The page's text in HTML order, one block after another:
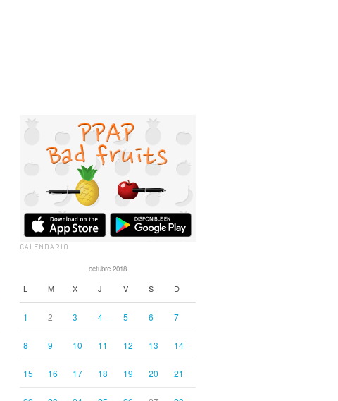
CALENDARIO
octubre 2018
L M X J V S D
1 2 3 4 5 6 7
8 9 10 11 12 13 14
15 16 17 18 19 20 21